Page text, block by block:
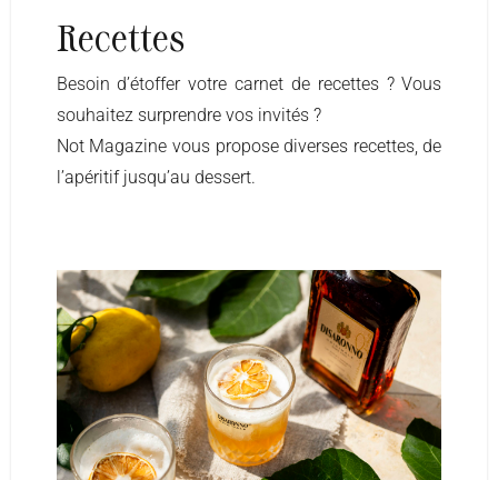
Recettes
Besoin d’étoffer votre carnet de recettes ? Vous
souhaitez surprendre vos invités ?
Not Magazine vous propose diverses recettes, de
l’apéritif jusqu’au dessert.